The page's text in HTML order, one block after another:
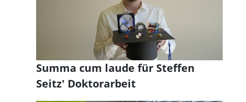
Summa cum laude für Steffen
Seitz' Doktorarbeit